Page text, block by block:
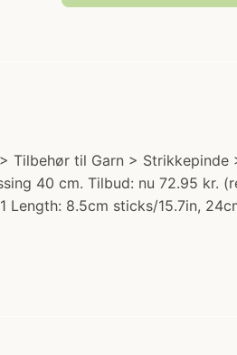
Tilbehør til Garn >
40 cm. Tilbud: nu 72.95 kr.
8.5cm sticks/15.7in,